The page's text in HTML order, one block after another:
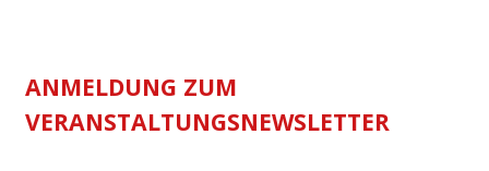
ANMELDUNG ZUM
VERANSTALTUNGSNEWSLETTER